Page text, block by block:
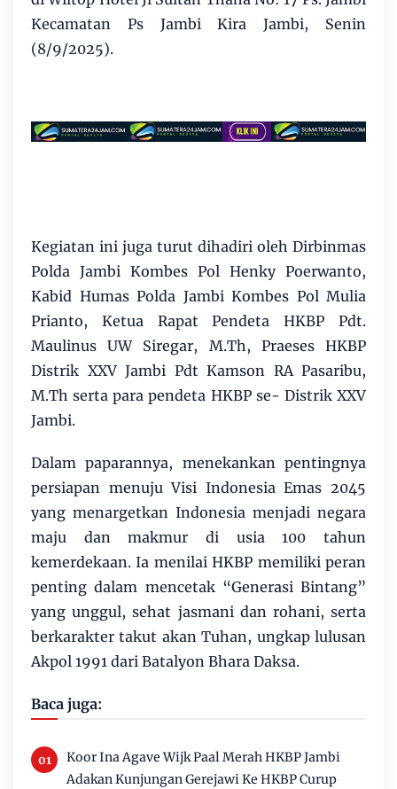
Kecamatan Ps Jambi Kira Jambi, Senin
(8/9/2025).
Kegiatan ini juga turut dihadiri oleh Dirbinmas
Polda Jambi Kombes Pol Henky Poerwanto,
Kabid Humas Polda Jambi Kombes Pol Mulia
Prianto, Ketua Rapat Pendeta HKBP Pdt.
Maulinus UW Siregar, M.Th, Praeses HKBP
Distrik XXV Jambi Pdt Kamson RA Pasaribu,
M.Th serta para pendeta HKBP se- Distrik XXV
Jambi.
Dalam paparannya, menekankan pentingnya
persiapan menuju Visi Indonesia Emas 2045
yang menargetkan Indonesia menjadi negara
maju dan makmur di usia 100 tahun
kemerdekaan. Ia menilai HKBP memiliki peran
penting dalam mencetak “Generasi Bintang”
yang unggul, sehat jasmani dan rohani, serta
berkarakter takut akan Tuhan, ungkap lulusan
Akpol 1991 dari Batalyon Bhara Daksa.
Baca juga:
Koor Ina Agave Wijk Paal Merah HKBP Jambi
Adakan Kunjungan Gerejawi Ke HKBP Curup